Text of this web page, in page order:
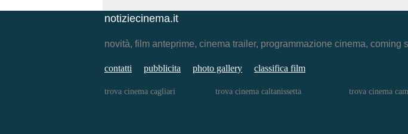
notiziecinema.it
novità, film anteprime, cinema trailer, programmazione cinema, coming
contatti pubblicita photo gallery classifica film
trova cinema cagliari trova cinema caltanissetta trova cinema